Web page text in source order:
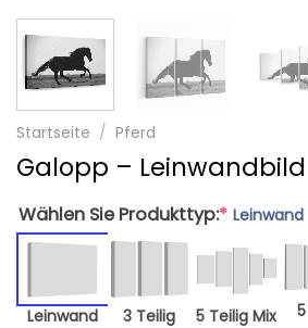
Startseite / Pferd
Galopp – Leinwandbild
Wählen Sie Produkttyp:* Leinwand
Leinwand 3 Teilig 5 Teilig Mix